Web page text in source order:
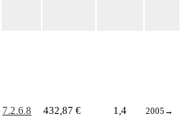
7.2.6.8 432,87 € 1,4 2005 →